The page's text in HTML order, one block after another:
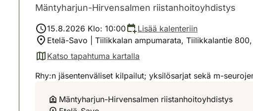
Mäntyharjun-Hirvensalmen riistanhoitoyhdistys
15.8.2026 Klo: 10:00
Lisää kalenteriin
Etelä-Savo | Tiilikkalan ampumarata, Tiilikkalantie
Katso tapahtuma kartalla
(avautuu uuteen välilehteen)
Rhy:n jäsentenväliset kilpailut; yksilösarjat sekä m-
Mäntyharjun-Hirvensalmen riistanhoitoyhdistys